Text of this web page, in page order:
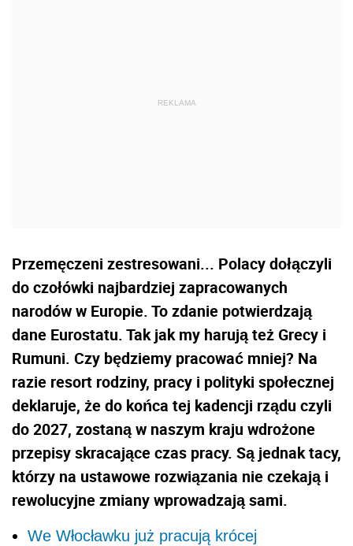
Przemęczeni zestresowani... Polacy dołączyli
do czołówki najbardziej zapracowanych
narodów w Europie. To zdanie potwierdzają
dane Eurostatu. Tak jak my harują też Grecy i
Rumuni. Czy będziemy pracować mniej? Na
razie resort rodziny, pracy i polityki społecznej
deklaruje, że do końca tej kadencji rządu czyli
do 2027, zostaną w naszym kraju wdrożone
przepisy skracające czas pracy. Są jednak tacy,
którzy na ustawowe rozwiązania nie czekają i
rewolucyjne zmiany wprowadzają sami.
We Włocławku już pracują krócej